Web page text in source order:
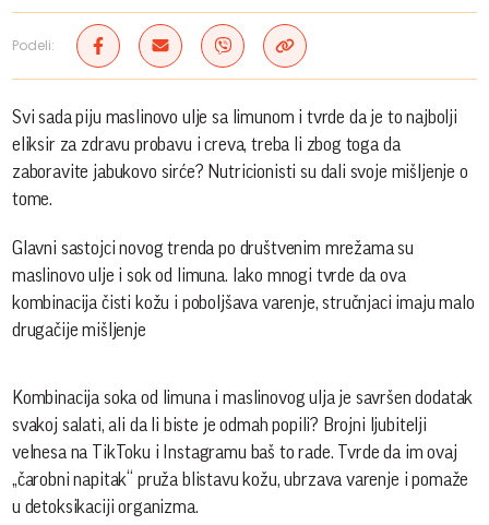
Podeli:
Svi sada piju maslinovo ulje sa limunom i tvrde da je to najbolji
eliksir za zdravu probavu i creva, treba li zbog toga da
zaboravite jabukovo sirće? Nutricionisti su dali svoje mišljenje o
tome.
Glavni sastojci novog trenda po društvenim mrežama su
maslinovo ulje i sok od limuna. Iako mnogi tvrde da ova
kombinacija čisti kožu i poboljšava varenje, stručnjaci imaju malo
drugačije mišljenje
Kombinacija soka od limuna i maslinovog ulja je savršen dodatak
svakoj salati, ali da li biste je odmah popili? Brojni ljubitelji
velnesa na TikToku i Instagramu baš to rade. Tvrde da im ovaj
„čarobni napitak“ pruža blistavu kožu, ubrzava varenje i pomaže
u detoksikaciji organizma.